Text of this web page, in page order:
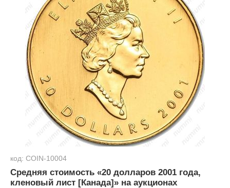
код: COIN-10004
Средняя стоимость «20 долларов 2001 года,
кленовый лист [Канада]» на аукционах